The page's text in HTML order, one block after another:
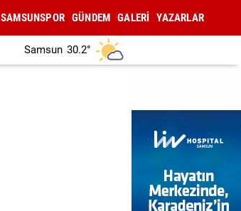
SAMSUNSPOR GÜNDEM GALERİ YAZARLAR
Samsun 30.2°